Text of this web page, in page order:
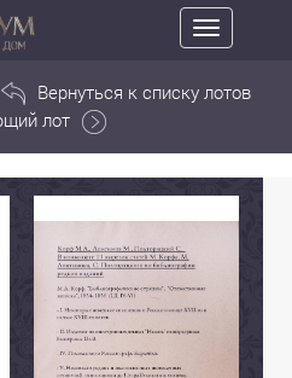
Toggle
navigation
Вернуться к списку лотов
лот